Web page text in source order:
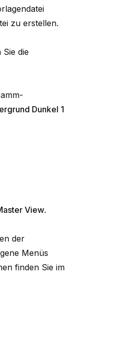
zu erstellen.
die
Dunkel 1
View.
der
Menüs
finden Sie im